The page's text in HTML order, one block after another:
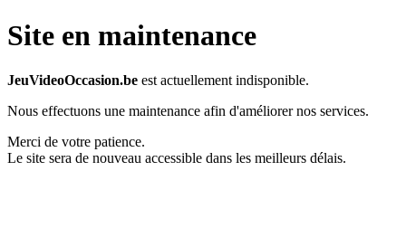
Site en maintenance
JeuVideoOccasion.be est actuellement indisponible.
Nous effectuons une maintenance afin d'améliorer nos services.
Merci de votre patience.
Le site sera de nouveau accessible dans les meilleurs délais.